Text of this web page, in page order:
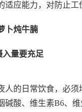
适应能力，对防止工
卜炖牛腩
量要充足
人的日常饮食，必
碱酸、维生素B6、维